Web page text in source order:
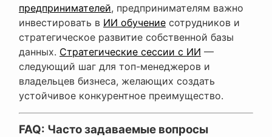
предпринимателей, предпринимателям важно
инвестировать в ИИ обучение сотрудников и
стратегическое развитие собственной базы
данных. Стратегические сессии с ИИ —
следующий шаг для топ-менеджеров и
владельцев бизнеса, желающих создать
устойчивое конкурентное преимущество.
FAQ: Часто задаваемые вопросы